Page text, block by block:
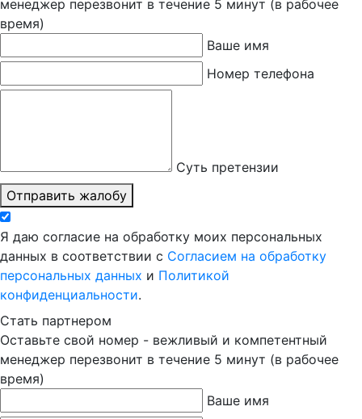
менеджер перезвонит в течение 5 минут (в рабочее
время)
Ваше имя
Номер телефона
Суть претензии
Отправить жалобу
Я даю согласие на обработку моих персональных
данных в соответствии с Согласием на обработку
персональных данных и Политикой
конфиденциальности.
Стать партнером
Оставьте свой номер - вежливый и компетентный
менеджер перезвонит в течение 5 минут (в рабочее
время)
Ваше имя